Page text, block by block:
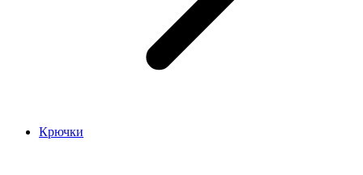
Крючки